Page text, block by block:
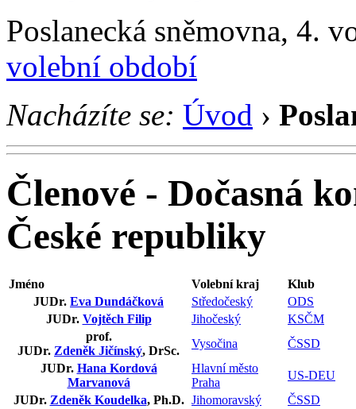
Poslanecká sněmovna, 4.
volební období
Nacházíte se: Úvod ›
Členové - Dočasná
České republiky
Jméno Volební kraj
Klub
JUDr. Eva Dundáčková Středočeský
ODS
JUDr. Vojtěch Filip Jihočeský
KSČM
prof.
JUDr. Zdeněk Jičínský, DrSc.
Vysočina
ČSSD
JUDr. Hana Kordová
Marvanová
Hlavní město
Praha
US-DEU
JUDr. Zdeněk Koudelka, Ph.D. Jihomoravský
ČSSD